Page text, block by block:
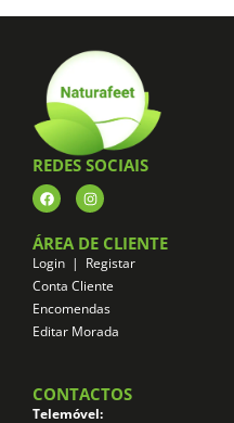
REDES SOCIAIS
ÁREA DE CLIENTE
Login | Registar
Conta Cliente
Encomendas
Editar Morada
CONTACTOS
Telemóvel: